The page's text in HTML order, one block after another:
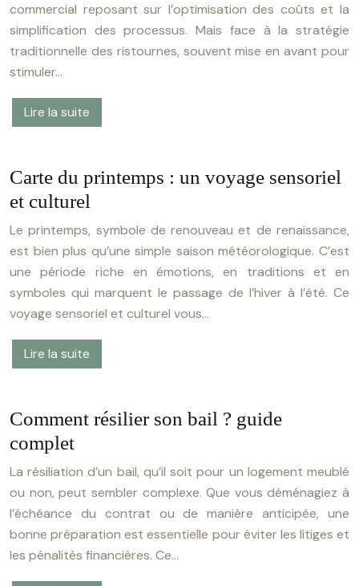
commercial reposant sur l’optimisation des coûts et la
simplification des processus. Mais face à la stratégie
traditionnelle des ristournes, souvent mise en avant pour
stimuler…
Lire la suite
Carte du printemps : un voyage sensoriel
et culturel
Le printemps, symbole de renouveau et de renaissance,
est bien plus qu’une simple saison météorologique. C’est
une période riche en émotions, en traditions et en
symboles qui marquent le passage de l’hiver à l’été. Ce
voyage sensoriel et culturel vous…
Lire la suite
Comment résilier son bail ? guide
complet
La résiliation d’un bail, qu’il soit pour un logement meublé
ou non, peut sembler complexe. Que vous déménagiez à
l’échéance du contrat ou de manière anticipée, une
bonne préparation est essentielle pour éviter les litiges et
les pénalités financières. Ce…